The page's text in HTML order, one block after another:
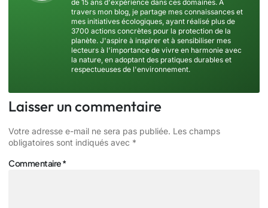
de 15 ans d'expérience dans ces domaines. À
travers mon blog, je partage mes connaissances et
mes initiatives écologiques, ayant réalisé plus de
3700 actions concrètes pour la protection de la
planète. J'aspire à inspirer et à sensibiliser mes
lecteurs à l'importance de vivre en harmonie avec
la nature, en adoptant des pratiques durables et
respectueuses de l'environnement.
Laisser un commentaire
Votre adresse e-mail ne sera pas publiée. Les champs
obligatoires sont indiqués avec *
Commentaire*